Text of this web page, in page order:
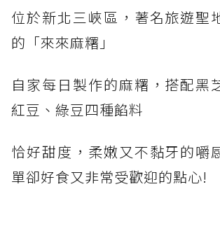
位於新北三峽區，著名旅遊聖
的「來來麻糬」
自家每日製作的麻糬，搭配黑
紅豆、綠豆四種餡料
恰好甜度，柔嫩又不黏牙的嚼
單卻好食又非常受歡迎的點心!